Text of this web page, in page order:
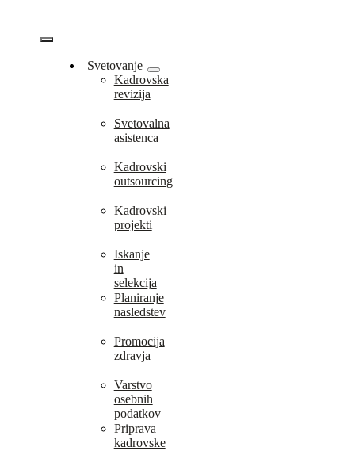
content
Vklopi/Izklopi
navigacijo
Svetovanje
Kadrovska
revizija
Svetovalna
asistenca
Kadrovski
outsourcing
Kadrovski
projekti
Iskanje
in
selekcija
Planiranje
nasledstev
Promocija
zdravja
Varstvo
osebnih
podatkov
Priprava
kadrovske